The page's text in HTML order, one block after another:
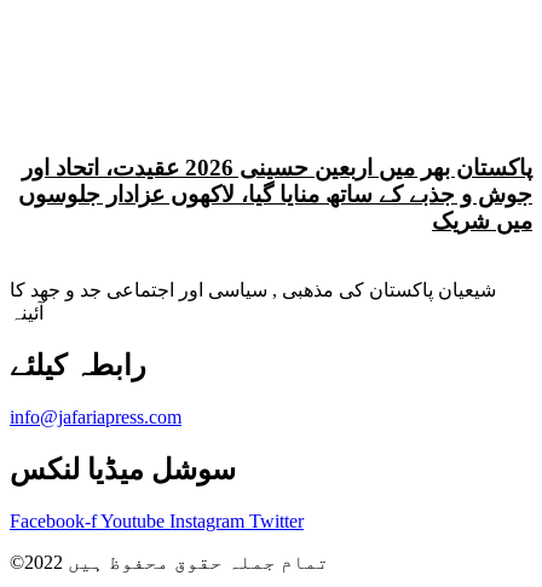
پاکستان بھر میں اربعین حسینی 2026 عقیدت، اتحاد اور
جوش و جذبے کے ساتھ منایا گیا، لاکھوں عزادار جلوسوں
میں شریک
شیعیان پاکستان کی مذهبی , سیاسی اور اجتماعی جد و جهد کا
آئینہ
info@jafariapress.com​
سوشل میڈیا لنکس
Facebook-fYoutube Instagram Twitter
©2022 تمام جملہ حقوق محفوظ ہیں